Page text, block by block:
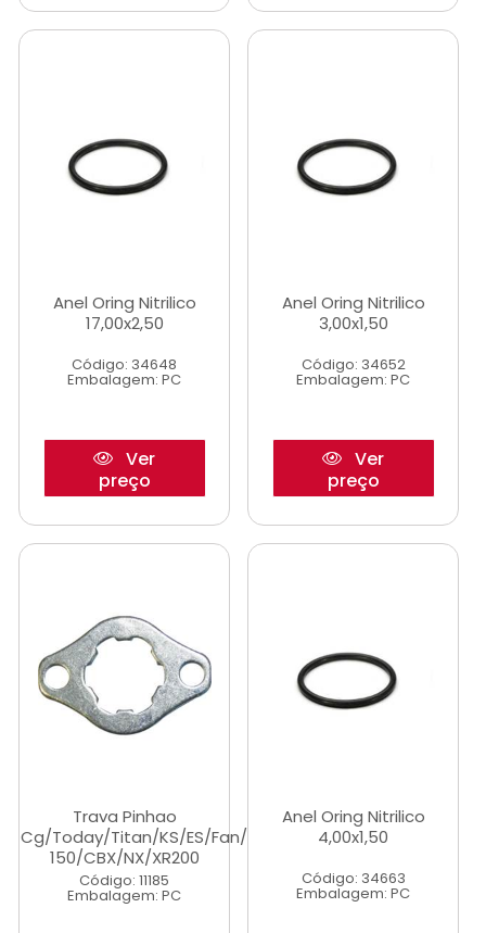
Anel Oring Nitrilico
17,00x2,50
Código: 34648
Embalagem: PC
Ver
preço
Anel Oring Nitrilico
3,00x1,50
Código: 34652
Embalagem: PC
Ver
preço
Trava Pinhao
Cg/Today/Titan/KS/ES/Fan/Titan
150/CBX/NX/XR200
Código: 11185
Embalagem: PC
Anel Oring Nitrilico
4,00x1,50
Código: 34663
Embalagem: PC